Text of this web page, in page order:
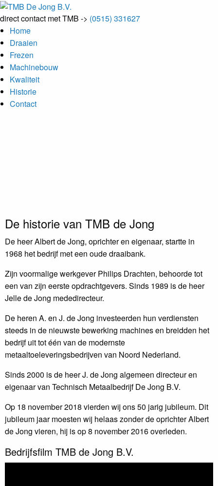
direct contact met TMB -> (0515) 331627
Home
Draaien
Frezen
Machinebouw
Kwaliteit
Historie
Contact
De historie van TMB de Jong
De heer Albert de Jong, oprichter en eigenaar, startte in
1968 het bedrijf met een oude draaibank.
Zijn voormalige werkgever Philips Drachten, behoorde tot
een van zijn eerste opdrachtgevers. Sinds 1989 is de heer
Jelle de Jong mededirecteur.
De heren A. en J. de Jong investeerden hun verdiensten
steeds in de nieuwste bewerking machines en breidden het
bedrijf uit tot één van de modernste
metaaltoeleveringsbedrijven van Noord Nederland.
Sinds 2000 is de heer J. de Jong algemeen directeur en
eigenaar van Technisch Metaalbedrijf De Jong B.V.
Op 18 november 2018 vierden wij ons 50 jarig jubileum. Dit
jubileum jaar moesten wij helaas zonder de oprichter Albert
de Jong vieren, hij is op 8 november 2016 overleden.
Bedrijfsfilm TMB de Jong B.V.